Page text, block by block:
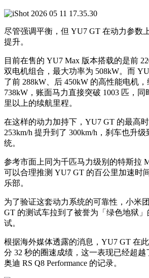
尽管强调平衡，但 YU7 GT 在动力参数
提升。
目前在售的 YU7 Max 版本搭载的是前
双电机组合，最大功率为 508kW。而
了前 288kW、后 450kW 的高性能电机
738kW，账面马力直接突破 1003 匹，同
里以上的续航里程。
在这样的动力加持下，YU7 GT 的最高
253km/h 提升到了 300km/h，刹车也升
统。
参考市面上同为千匹马力级别的特斯拉
可以合理推测 YU7 GT 的百公里加速时
乐部。
为了验证这套动力系统的可靠性，小米
GT 的测试车拉到了被誉为「绿色地狱」
试。
根据海外媒体透露的消息，YU7 GT 在
分 32 秒的圈速成绩，这一表现已经超
奥迪 RS Q8 Performance 的记录。